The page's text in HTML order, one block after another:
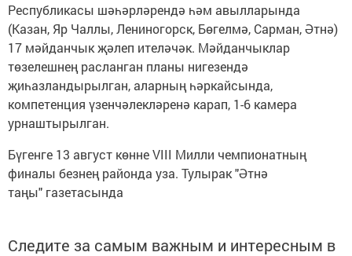
Республикасы шәһәрләрендә һәм авылларында
(Казан, Яр Чаллы, Лениногорск, Бөгелмә, Сарман, Әтнә)
17 мәйданчык җәлеп ителәчәк. Мәйданчыклар
төзелешнең расланган планы нигезендә
җиһазландырылган, аларның һәркайсында,
компетенция үзенчәлекләренә карап, 1-6 камера
урнаштырылган.
Бүгенге 13 август көнне VIII Милли чемпионатның
финалы безнең районда уза. Тулырак "Әтнә
таңы" газетасында
Следите за самым важным и интересным в